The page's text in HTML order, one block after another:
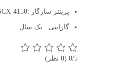
پرینتر سازگار :Samsung SCX-4100, SCX-4150
گارانتی : یک سال
0/5 (0 نظر)